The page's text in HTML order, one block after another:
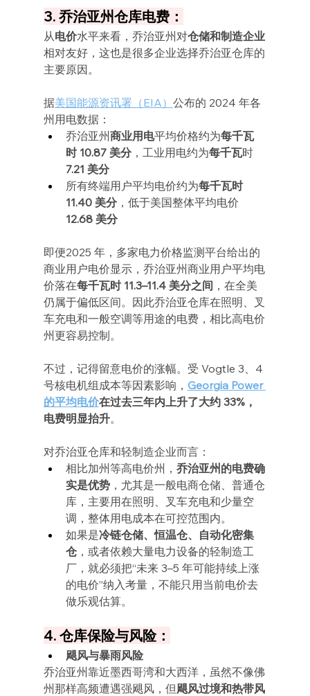
3. 乔治亚州仓库电费：
从电价水平来看，乔治亚州对仓储和制造企业
相对友好，这也是很多企业选择乔治亚仓库的
主要原因。
据美国能源资讯署（EIA） 公布的 2024 年各
州用电数据：
乔治亚州商业用电平均价格约为每千瓦
时 10.87 美分，工业用电约为每千瓦时
7.21 美分
所有终端用户平均电价约为每千瓦时
11.40 美分，低于美国整体平均电价
12.68 美分
即便2025 年，多家电力价格监测平台给出的
商业用户电价显示，乔治亚州商业用户平均电
价落在每千瓦时 11.3–11.4 美分之间 ，在全美
仍属于偏低区间。因此乔治亚仓库在照明、叉
车充电和一般空调等用途的电费，相比高电价
州更容易控制。
不过，记得留意电价的涨幅。受 Vogtle 3、4
号核电机组成本等因素影响， Georgia Power
的平均电价在过去三年内上升了大约 33%，
电费明显抬升。
对乔治亚仓库和轻制造企业而言：
相比加州等高电价州， 乔治亚州的电费确
实是优势，尤其是一般电商仓储、普通仓
库，主要用在照明、叉车充电和少量空
调，整体用电成本在可控范围内。
如果是冷链仓储、恒温仓、自动化密集
仓，或者依赖大量电力设备的轻制造工
厂，就必须把“未来 3–5 年可能持续上涨
的电价”纳入考量，不能只用当前电价去
做乐观估算。
4. 仓库保险与风险：
飓风与暴雨风险
乔治亚州靠近墨西哥湾和大西洋，虽然不像佛
州那样高频遭遇强飓风，但飓风过境和热带风